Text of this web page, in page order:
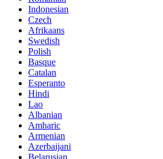
Indonesian
Czech
Afrikaans
Swedish
Polish
Basque
Catalan
Esperanto
Hindi
Lao
Albanian
Amharic
Armenian
Azerbaijani
Belarusian